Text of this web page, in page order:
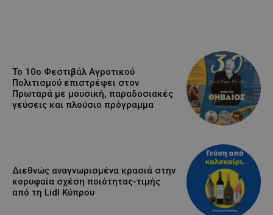
Το 10ο Φεστιβάλ Αγροτικού
Πολιτισμού επιστρέφει στον
Πρωταρά με μουσική, παραδοσιακές
γεύσεις και πλούσιο πρόγραμμα
Διεθνώς αναγνωρισμένα κρασιά στην
κορυφαία σχέση ποιότητας-τιμής
από τη Lidl Κύπρου